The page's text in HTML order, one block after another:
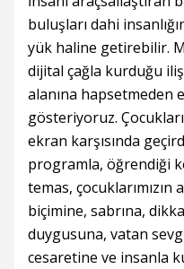
buluşları dahi
yük haline getirebilir.
dijital çağla kurduğu
alanına hapsetmeden
gösteriyoruz.
ekran karşısında
programla, öğrendiği
temas, çocuklarımızın
biçimine, sabrına,
duygusuna, vatan
cesaretine ve insanla